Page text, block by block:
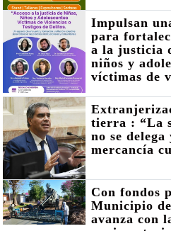
Impulsan
para
a la justicia
niños y
víctimas de
tierra : “La
no se delega
mercancía
Con fondos
Municipio
avanza con